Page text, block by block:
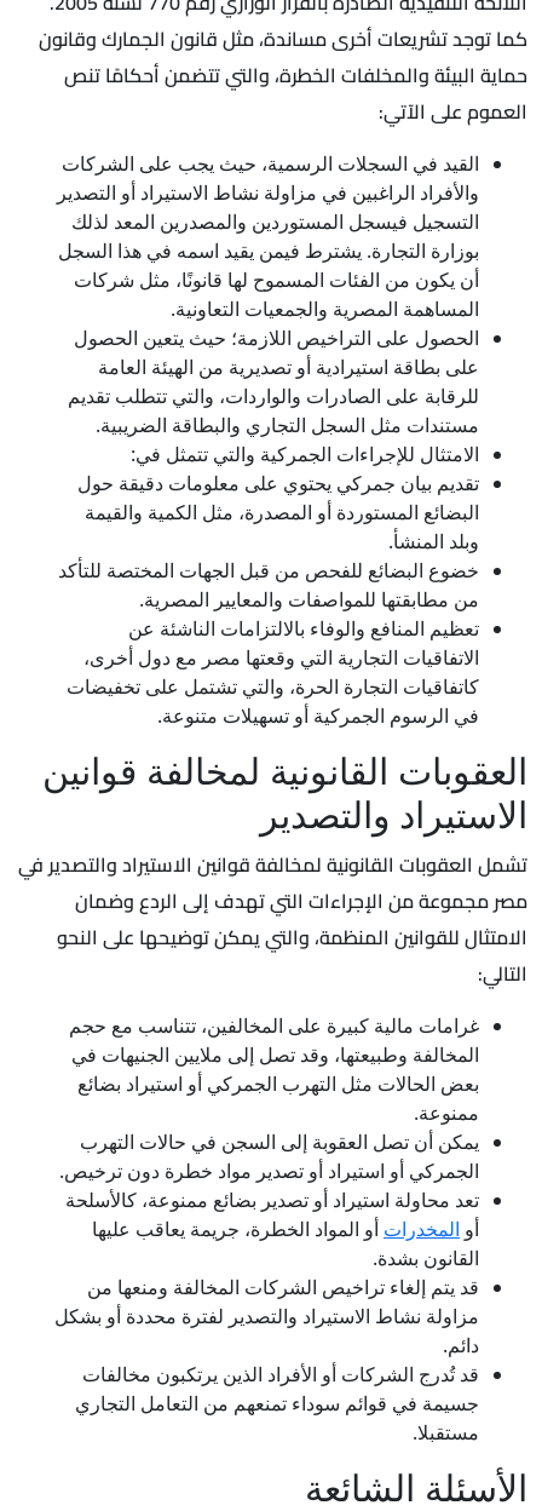
كما توجد تشريعات أخرى مساندة، مثل قانون الجمارك وقانون
حماية البيئة والمخلفات الخطرة، والتي تتضمن أحكامًا تنص
العموم على الآتي:
القيد في السجلات الرسمية، حيث يجب على الشركات
والأفراد الراغبين في مزاولة نشاط الاستيراد أو التصدير
التسجيل فيسجل المستوردين والمصدرين المعد لذلك
بوزارة التجارة. يشترط فيمن يقيد اسمه في هذا السجل
أن يكون من الفئات المسموح لها قانونًا، مثل شركات
المساهمة المصرية والجمعيات التعاونية.
الحصول على التراخيص اللازمة؛ حيث يتعين الحصول
على بطاقة استيرادية أو تصديرية من الهيئة العامة
للرقابة على الصادرات والواردات، والتي تتطلب تقديم
مستندات مثل السجل التجاري والبطاقة الضريبية.​
الامتثال للإجراءات الجمركية والتي تتمثل في:
تقديم بيان جمركي يحتوي على معلومات دقيقة حول
البضائع المستوردة أو المصدرة، مثل الكمية والقيمة
وبلد المنشأ.
خضوع البضائع للفحص من قبل الجهات المختصة للتأكد
من مطابقتها للمواصفات والمعايير المصرية.​
تعظيم المنافع والوفاء بالالتزامات الناشئة عن
الاتفاقيات التجارية التي وقعتها مصر مع دول أخرى،
كاتفاقيات التجارة الحرة، والتي تشتمل على تخفيضات
في الرسوم الجمركية أو تسهيلات متنوعة.
العقوبات القانونية لمخالفة قوانين
الاستيراد والتصدير
تشمل العقوبات القانونية لمخالفة قوانين الاستيراد والتصدير في
مصر مجموعة من الإجراءات التي تهدف إلى الردع وضمان
الامتثال للقوانين المنظمة، والتي يمكن توضيحها على النحو
التالي:
غرامات مالية كبيرة على المخالفين، تتناسب مع حجم
المخالفة وطبيعتها، وقد تصل إلى ملايين الجنيهات في
بعض الحالات مثل التهرب الجمركي أو استيراد بضائع
ممنوعة.
يمكن أن تصل العقوبة إلى السجن في حالات التهرب
الجمركي أو استيراد أو تصدير مواد خطرة دون ترخيص.
تعد محاولة استيراد أو تصدير بضائع ممنوعة، كالأسلحة
أو المخدرات أو المواد الخطرة، جريمة يعاقب عليها
القانون بشدة.
قد يتم إلغاء تراخيص الشركات المخالفة ومنعها من
مزاولة نشاط الاستيراد والتصدير لفترة محددة أو بشكل
دائم.
قد تُدرج الشركات أو الأفراد الذين يرتكبون مخالفات
جسيمة في قوائم سوداء تمنعهم من التعامل التجاري
مستقبلا.
الأسئلة الشائعة